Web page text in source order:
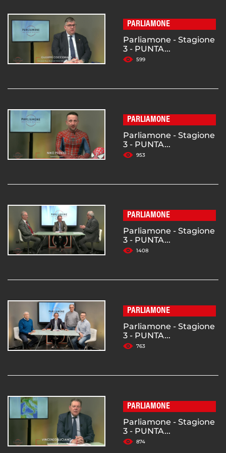
PARLIAMONE
Parliamone - Stagione
3 - PUNTA...
599
PARLIAMONE
Parliamone - Stagione
3 - PUNTA...
953
PARLIAMONE
Parliamone - Stagione
3 - PUNTA...
1408
PARLIAMONE
Parliamone - Stagione
3 - PUNTA...
763
PARLIAMONE
Parliamone - Stagione
3 - PUNTA...
874